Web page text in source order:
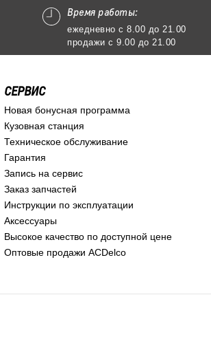
Время работы:
ежедневно с 8.00 до 21.00
продажи с 9.00 до 21.00
СЕРВИС
Новая бонусная программа
Кузовная станция
Техническое обслуживание
Гарантия
Запись на сервис
Заказ запчастей
Инструкции по эксплуатации
Аксессуары
Высокое качество по доступной цене
Оптовые продажи ACDelco